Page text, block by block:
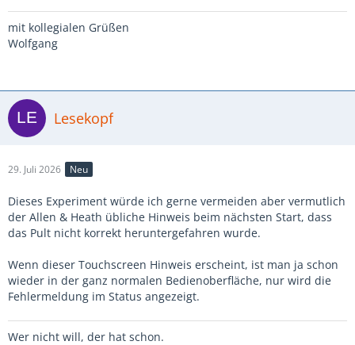
mit kollegialen Grüßen
Wolfgang
Lesekopf
29. Juli 2026 Neu
Dieses Experiment würde ich gerne vermeiden aber vermutlich
der Allen & Heath übliche Hinweis beim nächsten Start, dass
das Pult nicht korrekt heruntergefahren wurde.
Wenn dieser Touchscreen Hinweis erscheint, ist man ja schon
wieder in der ganz normalen Bedienoberfläche, nur wird die
Fehlermeldung im Status angezeigt.
Wer nicht will, der hat schon.